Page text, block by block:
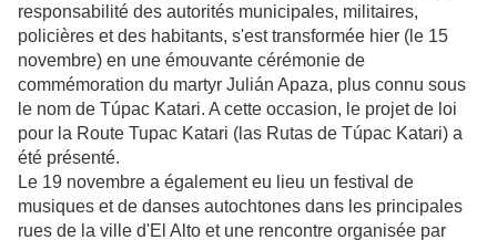
responsabilité des autorités municipales, militaires,
policières et des habitants, s'est transformée hier (le 15
novembre) en une émouvante cérémonie de
commémoration du martyr Julián Apaza, plus connu sous
le nom de Túpac Katari. A cette occasion, le projet de loi
pour la Route Tupac Katari (las Rutas de Túpac Katari) a
été présenté.
Le 19 novembre a également eu lieu un festival de
musiques et de danses autochtones dans les principales
rues de la ville d'El Alto et une rencontre organisée par